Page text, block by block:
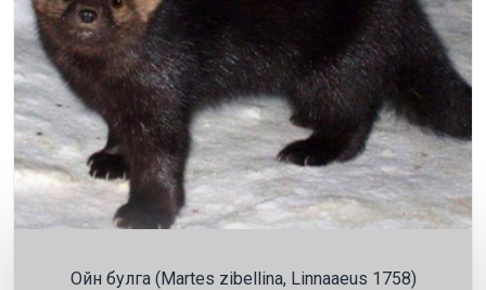
Ойн булга (Martes zibellina, Linnaaeus 1758)